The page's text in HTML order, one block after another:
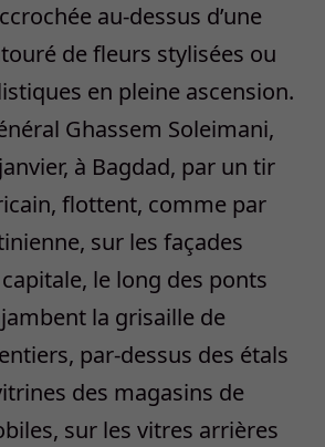
au-dessus d’une
de fleurs stylisées ou
en pleine ascension.
Ghassem Soleimani,
à Bagdad, par un tir
flottent, comme par
sur les façades
le long des ponts
la grisaille de
par-dessus des étals
des magasins de
sur les vitres arrières